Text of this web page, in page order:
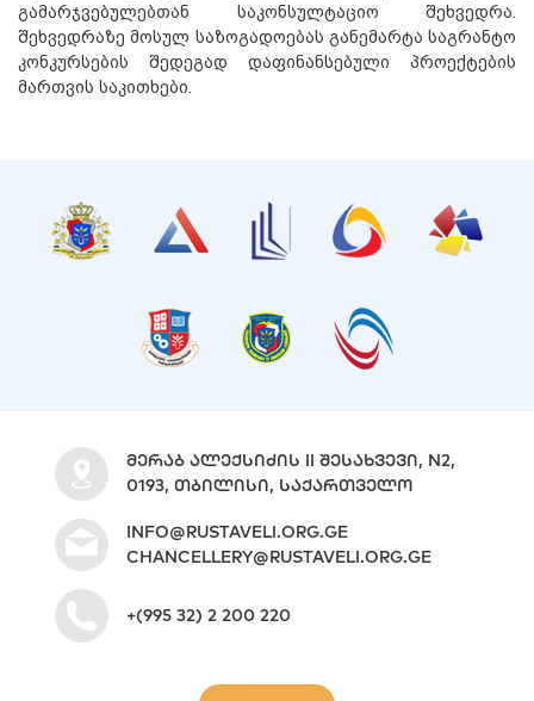
გამარჯვებულებთან საკონსულტაციო შეხვედრა.
შეხვედრაზე მოსულ საზოგადოებას განემარტა საგრანტო
კონკურსების შედეგად დაფინანსებული პროექტების
მართვის საკითხები.
ᲛᲔᲠᲐᲑ ᲐᲚᲔᲥᲡᲘᲫᲘᲡ II ᲨᲔᲡᲐᲮᲕᲔᲕᲘ, N2,
0193, ᲗᲑᲘᲚᲘᲡᲘ, ᲡᲐᲥᲐᲠᲗᲕᲔᲚᲝ
INFO@RUSTAVELI.ORG.GE
CHANCELLERY@RUSTAVELI.ORG.GE
+(995 32) 2 200 220